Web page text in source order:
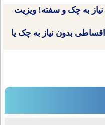
به چک و سفته! ویزیت
اقساطی بدون نیاز به چک یا